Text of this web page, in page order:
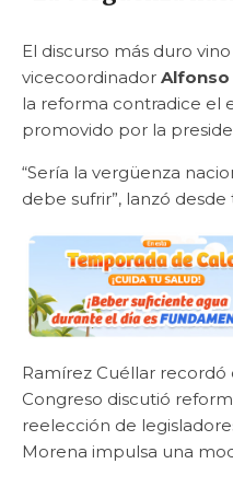
El discurso más duro
vicecoordinador Alfonso
la reforma contradice el
promovido por la
“Sería la vergüenza
debe sufrir”, lanzó desde
Ramírez Cuéllar
Congreso discutió
reelección de
Morena impulsa una